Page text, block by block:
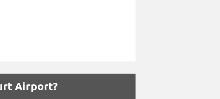
Airport?